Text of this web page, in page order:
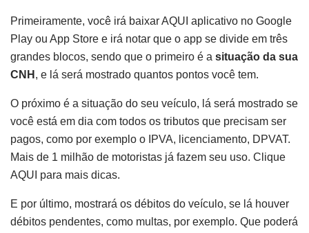
Primeiramente, você irá baixar AQUI aplicativo no Google
Play ou App Store e irá notar que o app se divide em três
grandes blocos, sendo que o primeiro é a situação da sua
CNH , e lá será mostrado quantos pontos você tem.
O próximo é a situação do seu veículo, lá será mostrado se
você está em dia com todos os tributos que precisam ser
pagos, como por exemplo o IPVA, licenciamento, DPVAT.
Mais de 1 milhão de motoristas já fazem seu uso. Clique
AQUI para mais dicas.
E por último, mostrará os débitos do veículo, se lá houver
débitos pendentes, como multas, por exemplo. Que poderá